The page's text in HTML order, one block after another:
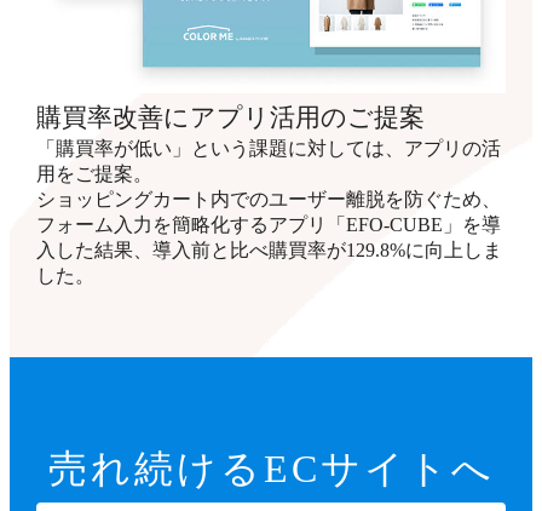
購買率改善にアプリ活用のご提案
「購買率が低い」という課題に対しては、アプリの活
用をご提案。
ショッピングカート内でのユーザー離脱を防ぐため、
フォーム入力を簡略化するアプリ「EFO-CUBE」を導
入した結果、導入前と比べ購買率が129.8%に向上しま
した。
売れ続ける ECサイトへ